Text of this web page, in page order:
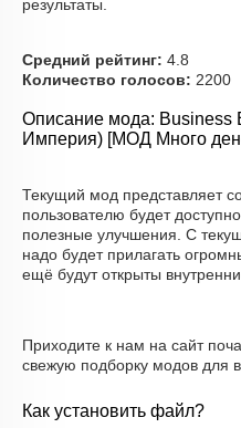
результаты.
Средний рейтинг: 4.8
Количество голосов: 2200
Описание мода: Business
Империя) [МОД Много
Текущий мод представляет
пользователю будет
полезные улучшения. С
надо будет прилагать
ещё будут открыты
Приходите к нам на сайт
свежую подборку модов для
Как установить файл?